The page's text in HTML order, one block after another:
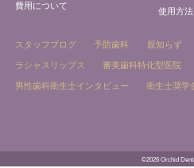
費用について
使用方法
スタッフブログ 予防歯科 親知らず
ラシャスリップス 審美歯科特化型医院
男性歯科衛生士インタビュー 衛生士奨学
©2026 Orchid